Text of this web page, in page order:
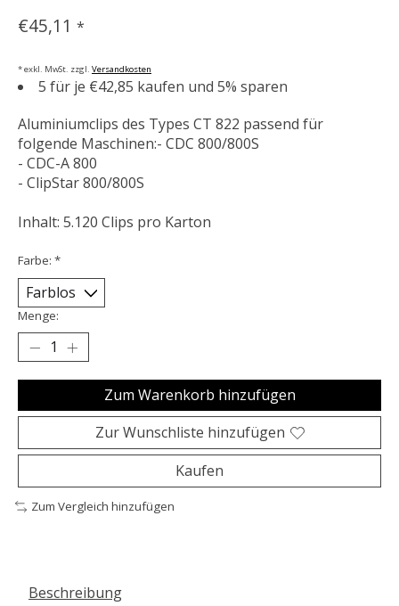
€45,11 *
* exkl. MwSt. zzgl. Versandkosten
5 für je €42,85 kaufen und 5% sparen
Aluminiumclips des Types CT 822 passend für
folgende Maschinen:- CDC 800/800S
- CDC-A 800
- ClipStar 800/800S
Inhalt: 5.120 Clips pro Karton
Farbe: *
Menge:
Zum Warenkorb hinzufügen
Zur Wunschliste hinzufügen
Kaufen
Zum Vergleich hinzufügen
Beschreibung